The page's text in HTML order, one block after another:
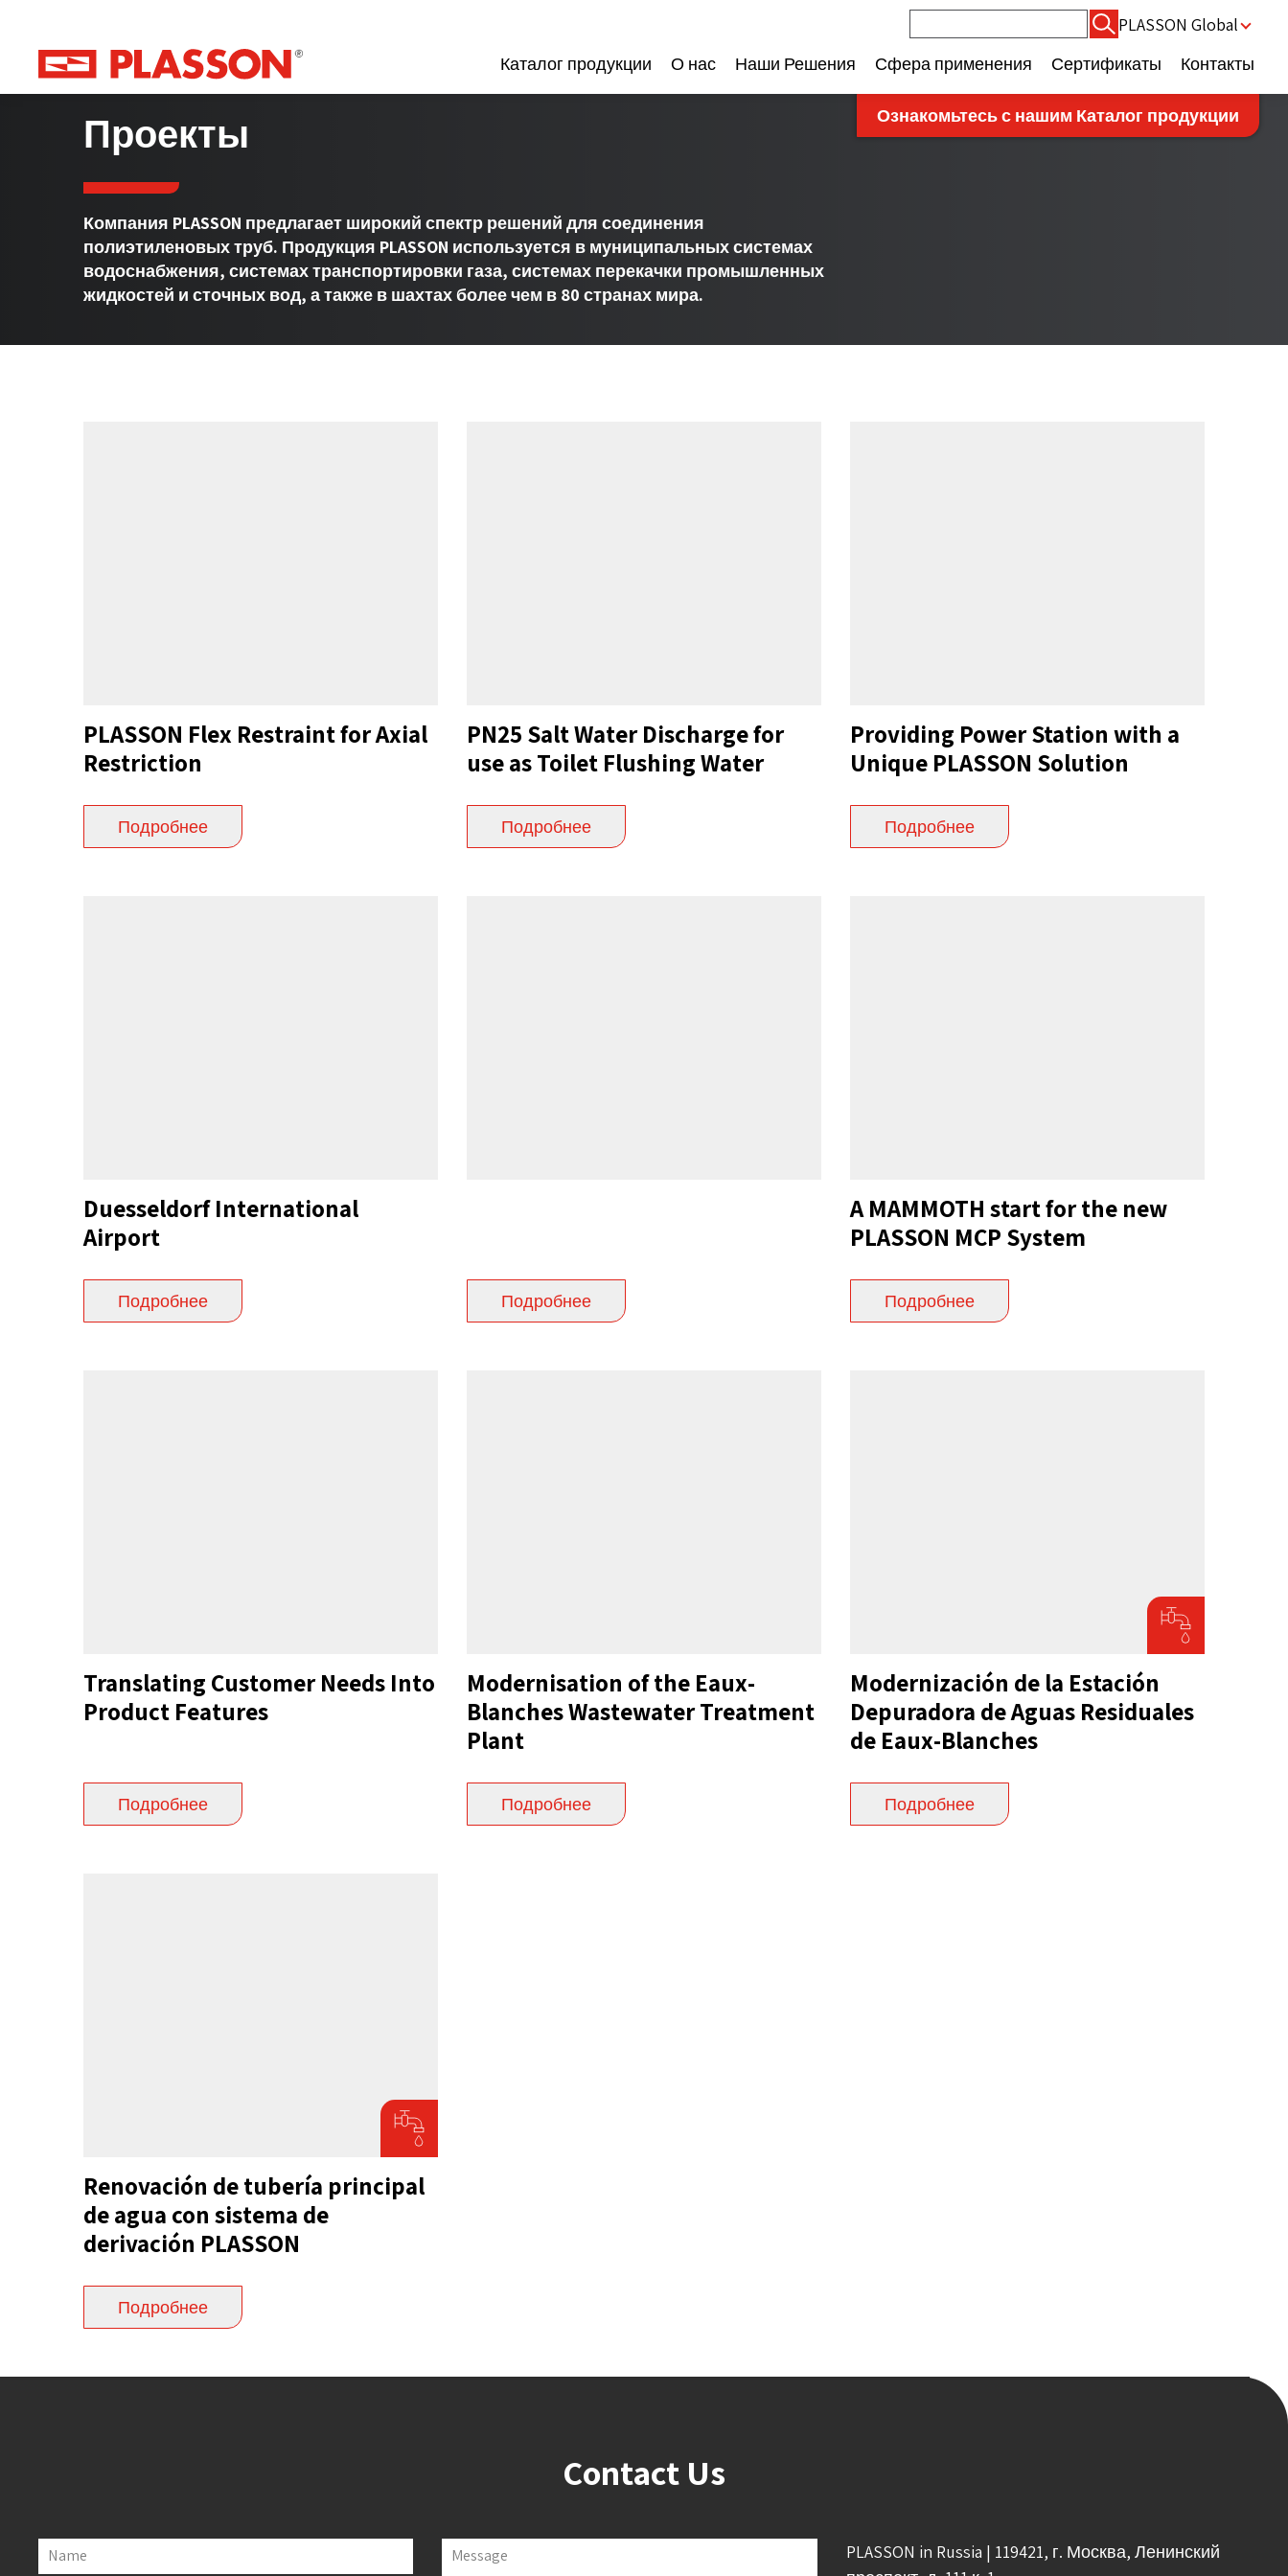
PLASSON Global
Каталог продукции
О нас Наши Решения Сфера применения Сертификаты Контакты
Ознакомьтесь с нашим Каталог продукции
Проекты
Компания PLASSON предлагает широкий спектр решений для соединения
полиэтиленовых труб. Продукция PLASSON используется в муниципальных системах
водоснабжения, системах транспортировки газа, системах перекачки промышленных
жидкостей и сточных вод, а также в шахтах более чем в 80 странах мира.
PLASSON Flex Restraint for Axial
Restriction
Подробнее
PN25 Salt Water Discharge for
use as Toilet Flushing Water
Подробнее
Providing Power Station with a
Unique PLASSON Solution
Подробнее
Duesseldorf International
Airport
Подробнее Подробнее
A MAMMOTH start for the new
PLASSON MCP System
Подробнее
Translating Customer Needs Into
Product Features
Подробнее
Modernisation of the Eaux-
Blanches Wastewater Treatment
Plant
Подробнее
Modernización de la Estación
Depuradora de Aguas Residuales
de Eaux-Blanches
Подробнее
Renovación de tubería principal
de agua con sistema de
derivación PLASSON
Подробнее
Contact Us
Name Message
PLASSON in Russia | 119421, г. Москва, Ленинский